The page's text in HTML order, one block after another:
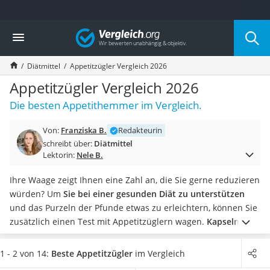
Die beliebtesten Vergleiche nach Kategorie
Drogerie
Inhalator
Haarschneider
Rollator
Braun Rasierer
Katzenklappe (Chip)
Masturbator
Massagepistole
Reisehaartrockner
Eiweißpulver
Magnesiumpräparat
Katzenklappe
Nackenmassagegerät
Zeckenschutz Katze
leichter Haartrockner
Vergleich
Diätmittel Appetitzügler Vergleich 2026
Appetitzügler Vergleich 2026
Die besten Appetithemmer im Vergleich.
Von: Franziska B.
Redakteurin
schreibt über: Diätmittel
Lektorin: Nele B.
Ihre Waage zeigt Ihnen eine Zahl an, die Sie gerne reduzieren
würden? Um Sie bei einer gesunden Diät zu unterstützen
und das Purzeln der Pfunde etwas zu erleichtern, können Sie
zusätzlich einen Test mit Appetitzüglern wagen. Kapseln
oder Pulver? Unsere ausführliche Produkttabelle enthält
beide Varianten. Neben der Einnahme- und
1 - 2 von 14: Beste Appetitzügler im Vergleich